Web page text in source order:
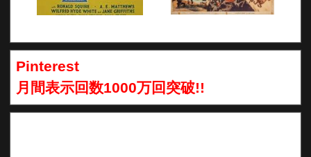
Pinterest
月間表示回数1000万回突破!!